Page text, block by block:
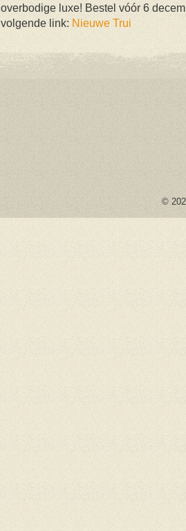
overbodige luxe! Bestel vóór 6
volgende link: Nieuwe Trui
©